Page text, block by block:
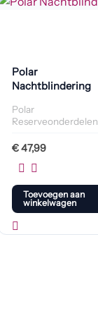
Polar
Nachtblindering
Polar
Reserveonderdelen
€47,99
Toevoegen aan
winkelwagen